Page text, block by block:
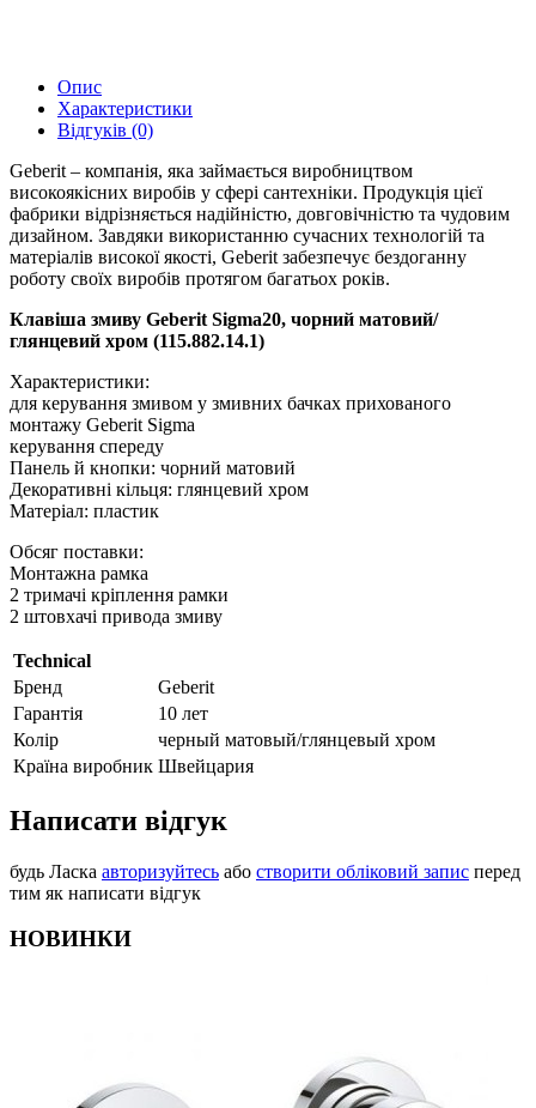
Опис
Характеристики
Відгуків (0)
Geberit – компанія, яка займається виробництвом
високоякісних виробів у сфері сантехніки. Продукція цієї
фабрики відрізняється надійністю, довговічністю та чудовим
дизайном. Завдяки використанню сучасних технологій та
матеріалів високої якості, Geberit забезпечує бездоганну
роботу своїх виробів протягом багатьох років.
Клавіша змиву Geberit Sigma20, чорний матовий/
глянцевий хром (115.882.14.1)
Характеристики:
для керування змивом у змивних бачках прихованого
монтажу Geberit Sigma
керування спереду
Панель й кнопки: чорний матовий
Декоративні кільця: глянцевий хром
Матеріал: пластик
Обсяг поставки:
Монтажна рамка
2 тримачі кріплення рамки
2 штовхачі привода змиву
Technical
Бренд
Geberit
Гарантія
10 лет
Колір
черный матовый/глянцевый хром
Країна виробник Швейцария
Написати відгук
будь Ласка авторизуйтесь або створити обліковий запис перед
тим як написати відгук
НОВИНКИ